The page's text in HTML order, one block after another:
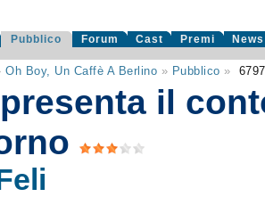
Pubblico Forum Cast Premi News
Oh Boy, Un Caffè A Berlino » Pubblico »
il